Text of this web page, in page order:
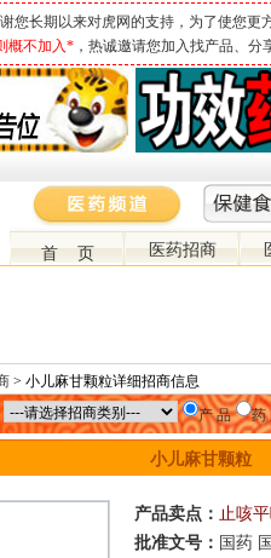
您长期以来对虎网的支持，为了使您更
概不加入* ，热诚邀请您加入找产品、
首 页 医药招商
> 小儿麻甘颗粒详细招商信息
产 品 药
小儿麻甘颗粒
产品卖点： 止咳
批准文号： 国药